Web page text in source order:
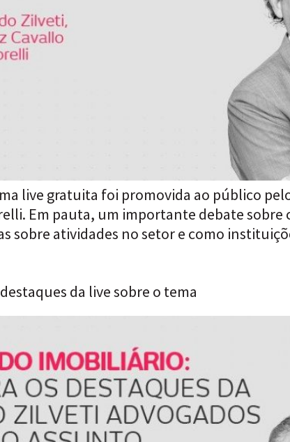
live gratuita foi promovida ao público
Em pauta, um importante debate
sobre atividades no setor e como
da live sobre o tema